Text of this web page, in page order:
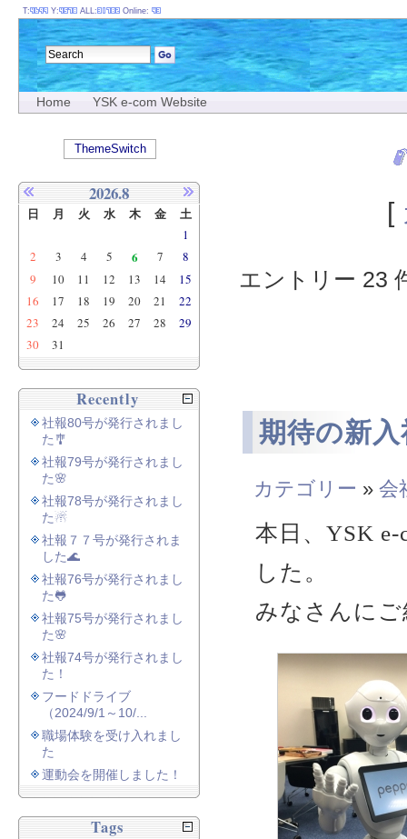
Home YSK e-com Website
[
エントリー 23
期待の新
カテゴリー » 会
本日、YSK
した。
みなさんに
T: Y: ALL: Online:
ThemeSwitch
2026.8
日 月 火 水 木 金 土
1
2
3 4 5 6 7
8
9
10 11 12 13 14
15
16
17 18 19 20 21
22
23
24 25 26 27 28
29
30
31
Recently
社報80号が発行されまし
た🎐
社報79号が発行されまし
た🌸
社報78号が発行されまし
た☃
社報７７号が発行されま
した🌊
社報76号が発行されまし
た🐸
社報75号が発行されまし
た🌸
社報74号が発行されまし
た！
フードドライブ
（2024/9/1～10/...
職場体験を受け入れまし
た
運動会を開催しました！
Tags